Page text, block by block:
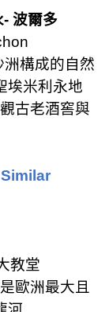
- 波爾多
構成的自然
埃米利永地
古老酒窖與
教堂
歐洲最大且